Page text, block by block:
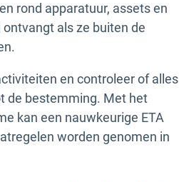
rond apparatuur, assets en
als ze buiten de
en controleer of alles
de bestemming. Met het
kan een nauwkeurige ETA
worden genomen in